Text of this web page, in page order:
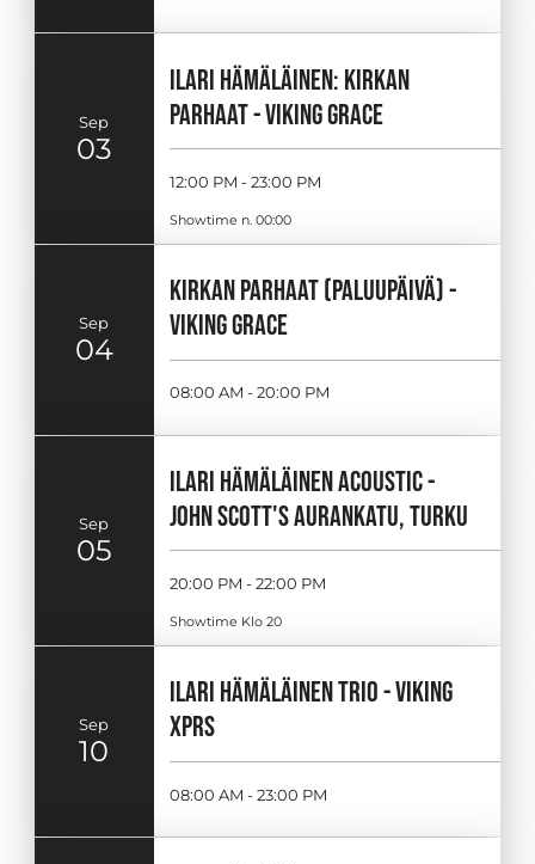
Sep
03
ILARI HÄMÄLÄINEN: KIRKAN
PARHAAT - VIKING GRACE
12:00 PM - 23:00 PM
Showtime n. 00:00
Sep
04
KIRKAN PARHAAT (PALUUPÄIVÄ) -
VIKING GRACE
08:00 AM - 20:00 PM
Sep
05
ILARI HÄMÄLÄINEN ACOUSTIC -
JOHN SCOTT'S AURANKATU, TURKU
20:00 PM - 22:00 PM
Showtime Klo 20
Sep
10
ILARI HÄMÄLÄINEN TRIO - VIKING
XPRS
08:00 AM - 23:00 PM